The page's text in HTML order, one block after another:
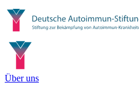
Über uns